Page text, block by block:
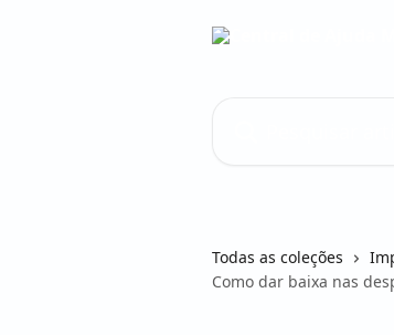
Todas as coleções
Como dar baixa nas